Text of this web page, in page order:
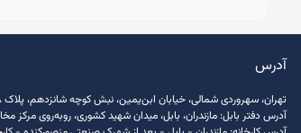
آدرس
تهران، سهروردی شمالی، خیابان ابن‌یمین، نبش کوچه شانزدهم، پلاک ۱۸، طبقه پنجم، واحد ۱۵
آدرس دفتر بابل: مازندران، بابل، میدان شهید کشوری، روبه‌روی مرکز